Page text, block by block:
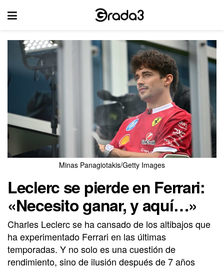
Minas Panagiotakis/Getty Images
Leclerc se pierde en Ferrari:
«Necesito ganar, y aquí…»
Charles Leclerc se ha cansado de los altibajos que
ha experimentado Ferrari en las últimas
temporadas. Y no solo es una cuestión de
rendimiento, sino de ilusión después de 7 años